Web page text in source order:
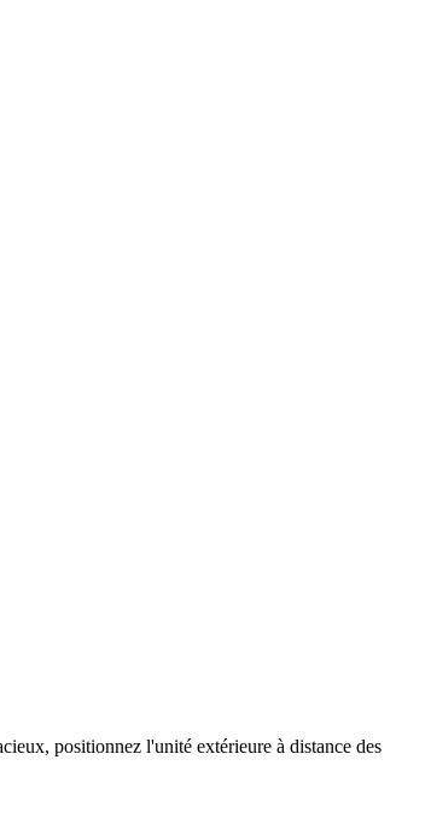
positionnez l'unité extérieure à distance des